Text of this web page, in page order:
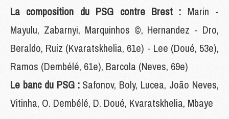
La composition du PSG contre Brest : Marin -
Mayulu, Zabarnyi, Marquinhos ©, Hernandez - Dro,
Beraldo, Ruiz (Kvaratskhelia, 61e) - Lee (Doué, 53e),
Ramos (Dembélé, 61e), Barcola (Neves, 69e)
Le banc du PSG : Safonov, Boly, Lucea, João Neves,
Vitinha, O. Dembélé, D. Doué, Kvaratskhelia, Mbaye